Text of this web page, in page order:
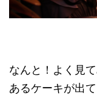
なんと！よく見
あるケーキが出て